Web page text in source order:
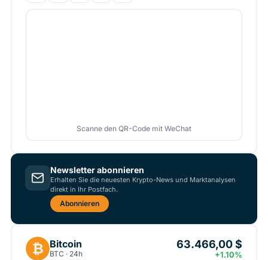
Scanne den QR-Code mit WeChat
Newsletter abonnieren
Erhalten Sie die neuesten Krypto-News und Marktanalysen
direkt in Ihr Postfach.
Abonnieren
₿ Bitcoin
BTC · 24h
63.466,00 $
+1.10%